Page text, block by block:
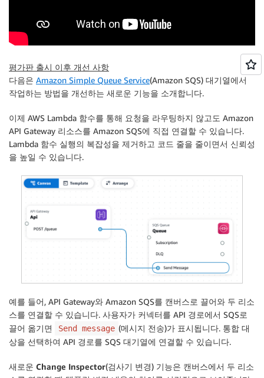
평가판 출시 이후 개선 사항
다음은 Amazon Simple Queue Service(Amazon SQS) 대기열에서
작업하는 방법을 개선하는 새로운 기능을 소개합니다.
이제 AWS Lambda 함수를 통해 요청을 라우팅하지 않고도 Amazon
API Gateway 리소스를 Amazon SQS에 직접 연결할 수 있습니다.
Lambda 함수 실행의 복잡성을 제거하고 코드 줄을 줄이면서 신뢰성
을 높일 수 있습니다.
예를 들어, API Gateway와 Amazon SQS를 캔버스로 끌어와 두 리소
스를 연결할 수 있습니다. 사용자가 커넥터를 API 경로에서 SQS로
끌어 옮기면
Send message (메시지 전송)가 표시됩니다. 통합 대
상을 선택하여 API 경로를 SQS 대기열에 연결할 수 있습니다.
새로운 Change Inspector(검사기 변경) 기능은 캔버스에서 두 리소